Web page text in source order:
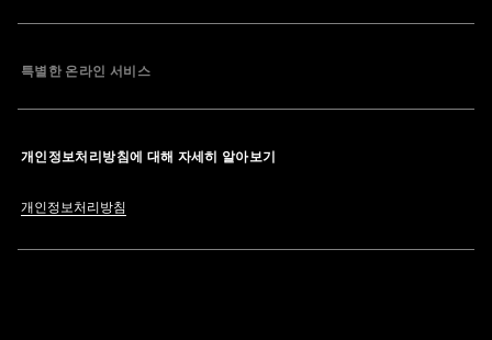
특별한 온라인 서비스
개인정보처리방침에 대해 자세히 알아보기
개인정보처리방침